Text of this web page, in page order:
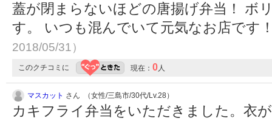
蓋が閉まらないほどの唐揚げ弁当！ ボ
す。 いつも混んでいて元気なお店です
2018/05/31）
このクチコミに 現在： 0人
マスカット さん （女性/三島市/30代/Lv.28）
カキフライ弁当をいただきました。衣